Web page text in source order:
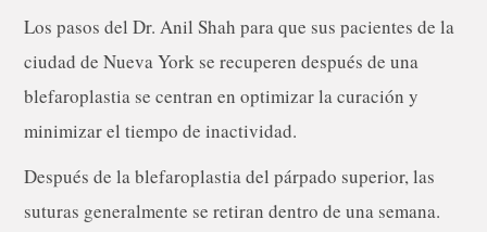
Los pasos del Dr. Anil Shah para que sus pacientes de la
ciudad de Nueva York se recuperen después de una
blefaroplastia se centran en optimizar la curación y
minimizar el tiempo de inactividad.
​Después de la blefaroplastia del párpado superior, las
suturas generalmente se retiran dentro de una semana.